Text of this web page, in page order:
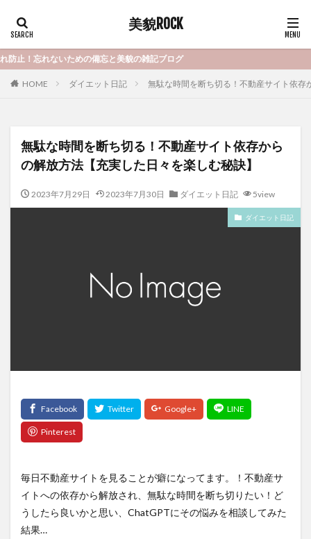
美貌ROCK
いための備忘と美貌の雑記ブログ
HOME ダイエット日記 無駄な時間を断ち切る！不動産サイト依
無駄な時間を断ち切る！不動産サイト依存から
の解放方法【充実した日々を楽しむ秘訣】
2023年7月29日 2023年7月30日 ダイエット日記 5view
ダイエット日記
毎日不動産サイトを見ることが癖になってます。！不動産サ
イトへの依存から解放され、無駄な時間を断ち切りたい！ど
うしたら良いかと思い、ChatGPTにその悩みを相談してみた
結果…